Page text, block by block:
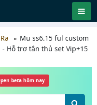
Mu ss6.15 ful custom
- Hỗ trợ tân thủ set Vip+15
beta hôm nay